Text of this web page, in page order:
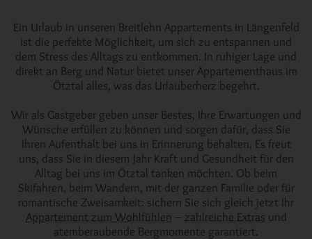
Ein Urlaub in unseren Breitlehn Appartements in Längenfeld
ist die perfekte Möglichkeit, um sich zu entspannen und
dem Stress des Alltags zu entkommen. In ruhiger Lage und
direkt an Berg und Natur bietet unser Appartementhaus im
Ötztal alles, was das Urlauberherz begehrt.
Wir als Gastgeber geben unser Bestes, Ihre Erwartungen und
Wünsche erfüllen zu können und sorgen dafür, dass Sie
Ihren Aufenthalt bei uns in Erinnerung behalten. Es freut
uns, dass Sie in diesem Jahr Kraft und Gesundheit für den
Alltag bei uns im Ötztal tanken möchten. Ob beim
Skifahren, beim Wandern, mit der ganzen Familie oder für
romantische Zweisamkeit: sichern Sie sich gleich jetzt Ihr
Appartement zum Wohlfühlen – zahlreiche Extras und
atemberaubende Bergmomente garantiert.